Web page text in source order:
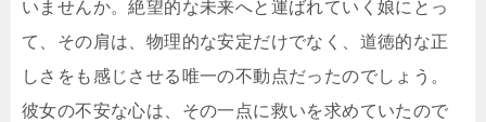
いませんか。絶望的な未来へと運ばれていく娘にとっ
て、その肩は、物理的な安定だけでなく、道徳的な正
しさをも感じさせる唯一の不動点だったのでしょう。
彼女の不安な心は、その一点に救いを求めていたので